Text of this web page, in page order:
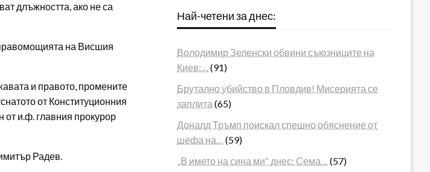
длъжността, ако не са
на Висшия
и правото, промените
от Конституционния
от и.ф. главния прокурор
Радев.
Най-четени за днес:
Володимир Зеленски обвини съюзниците на
Киев:…
(91)
Брутално убийство в Пловдив! Мисерията се
заплита (65)
Доналд Тръмп поискал спешно обяснение от
шефа на…
(59)
„В името на сина ми“ днес: Сема…
(57)